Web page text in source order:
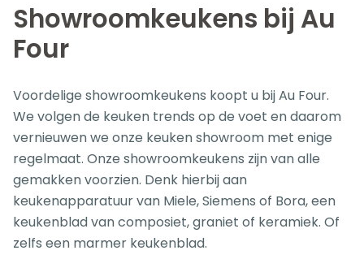
Showroomkeukens bij Au
Four
Voordelige showroomkeukens koopt u bij Au Four.
We volgen de keuken trends op de voet en daarom
vernieuwen we onze keuken showroom met enige
regelmaat. Onze showroomkeukens zijn van alle
gemakken voorzien. Denk hierbij aan
keukenapparatuur van Miele, Siemens of Bora, een
keukenblad van composiet, graniet of keramiek. Of
zelfs een marmer keukenblad.